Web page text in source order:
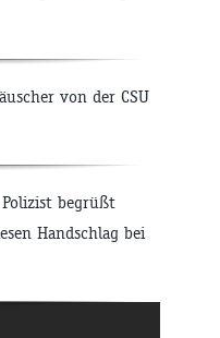
von der CSU
begrüßt
Handschlag bei